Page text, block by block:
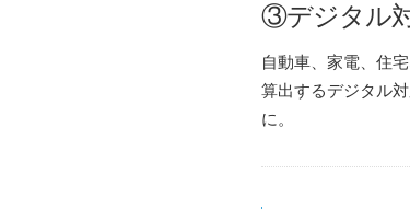
③デジタル
自動車、家電、住
算出するデジタル
に。